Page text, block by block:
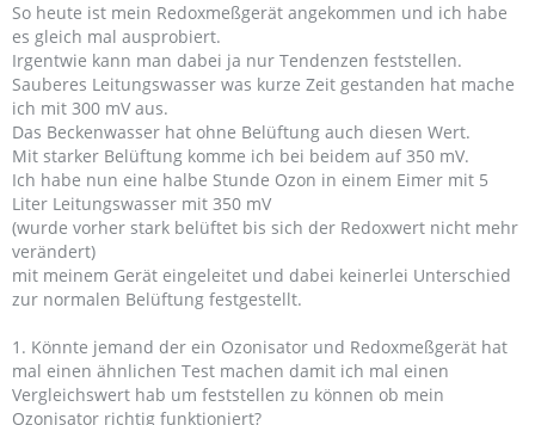
So heute ist mein Redoxmeßgerät angekommen und ich habe
es gleich mal ausprobiert.
Irgentwie kann man dabei ja nur Tendenzen feststellen.
Sauberes Leitungswasser was kurze Zeit gestanden hat mache
ich mit 300 mV aus.
Das Beckenwasser hat ohne Belüftung auch diesen Wert.
Mit starker Belüftung komme ich bei beidem auf 350 mV.
Ich habe nun eine halbe Stunde Ozon in einem Eimer mit 5
Liter Leitungswasser mit 350 mV
(wurde vorher stark belüftet bis sich der Redoxwert nicht mehr
verändert)
mit meinem Gerät eingeleitet und dabei keinerlei Unterschied
zur normalen Belüftung festgestellt.
1. Könnte jemand der ein Ozonisator und Redoxmeßgerät hat
mal einen ähnlichen Test machen damit ich mal einen
Vergleichswert hab um feststellen zu können ob mein
Ozonisator richtig funktioniert?